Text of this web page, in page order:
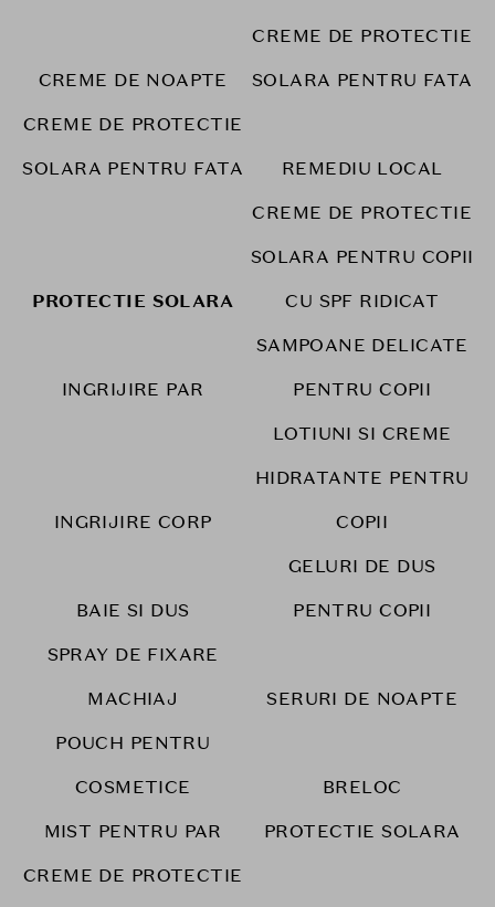
CREME DE NOAPTE
CREME DE PROTECTIE
SOLARA PENTRU FATA
CREME DE PROTECTIE
SOLARA PENTRU FATA
REMEDIU LOCAL
PROTECTIE SOLARA
CREME DE PROTECTIE
SOLARA PENTRU COPII
CU SPF RIDICAT
INGRIJIRE PAR
SAMPOANE DELICATE
PENTRU COPII
INGRIJIRE CORP
LOTIUNI SI CREME
HIDRATANTE PENTRU
COPII
BAIE SI DUS
GELURI DE DUS
PENTRU COPII
SPRAY DE FIXARE
MACHIAJ
SERURI DE NOAPTE
POUCH PENTRU
COSMETICE
BRELOC
MIST PENTRU PAR
PROTECTIE SOLARA
CREME DE PROTECTIE